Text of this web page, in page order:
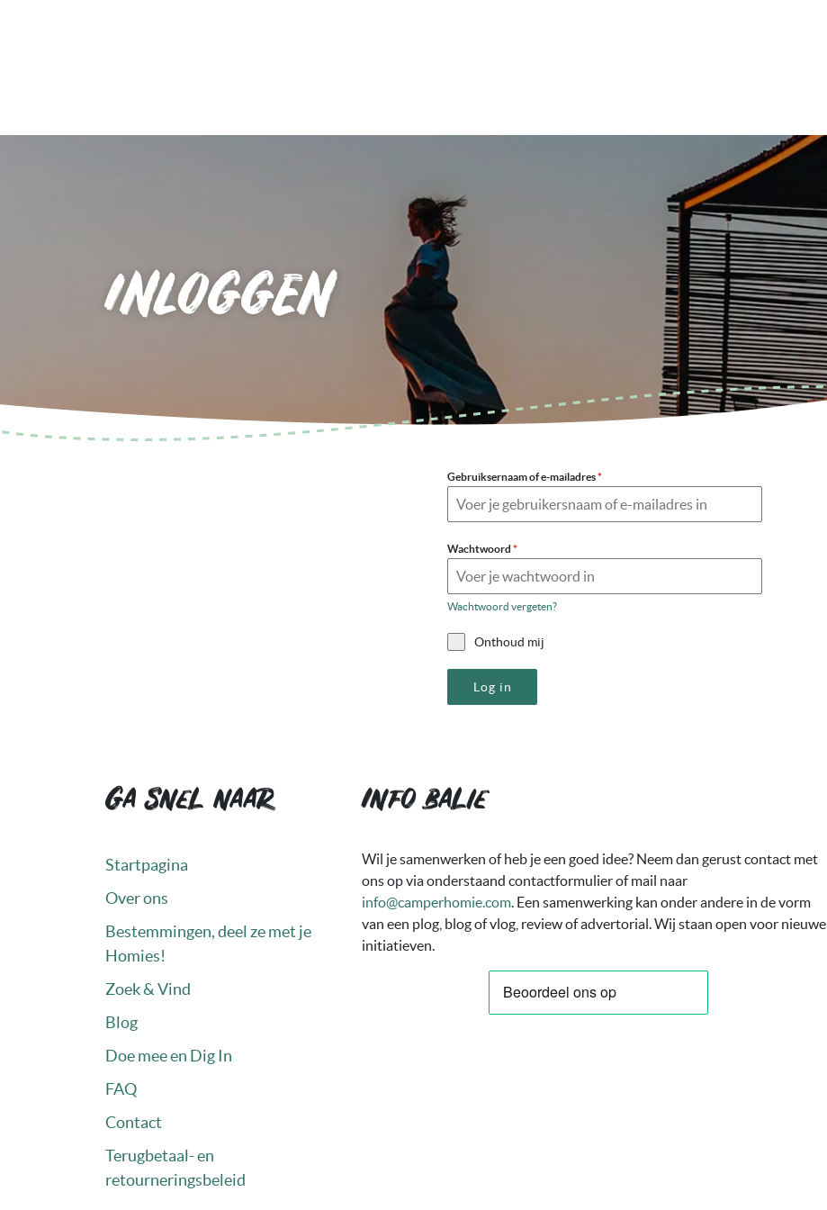
INLOGGEN
Gebruiksernaam of e-mailadres*
Wachtwoord *
Wachtwoord vergeten?
Onthoud mij
Log in
Ga snel naar
Startpagina
Over ons
Bestemmingen, deel ze met je
Homies!
Zoek & Vind
Blog
Doe mee en Dig In
FAQ
Contact
Terugbetaal- en
retourneringsbeleid
Info balie
Wil je samenwerken of heb je een goed idee? Neem dan gerust contact met
ons op via onderstaand contactformulier of mail naar
info@camperhomie.com. Een samenwerking kan onder andere in de vorm
van een plog, blog of vlog, review of advertorial. Wij staan open voor nieuwe
initiatieven.